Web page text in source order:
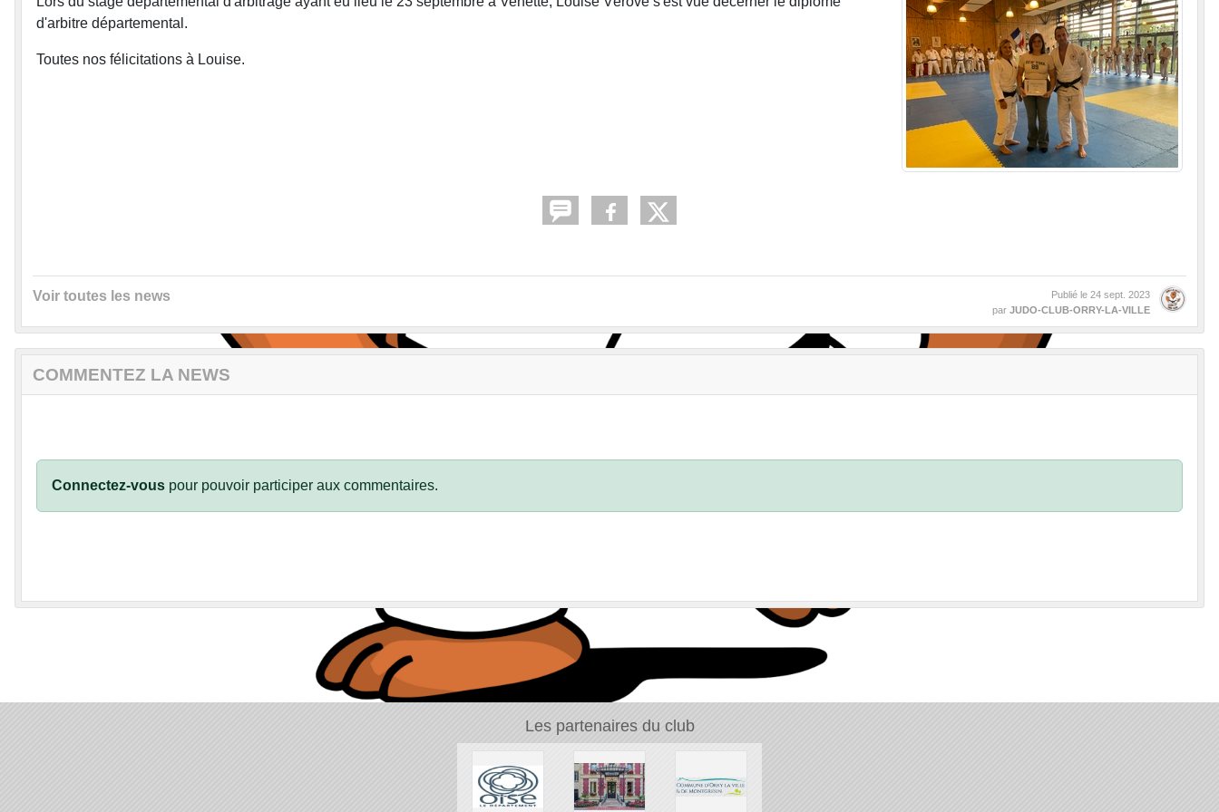
d'arbitre départemental.
Toutes nos félicitations à Louise.
Voir toutes les news Publié le 24 sept. 2023
par JUDO-CLUB-ORRY-LA-VILLE
COMMENTEZ LA NEWS
Connectez-vous pour pouvoir participer aux commentaires.
Les partenaires du club